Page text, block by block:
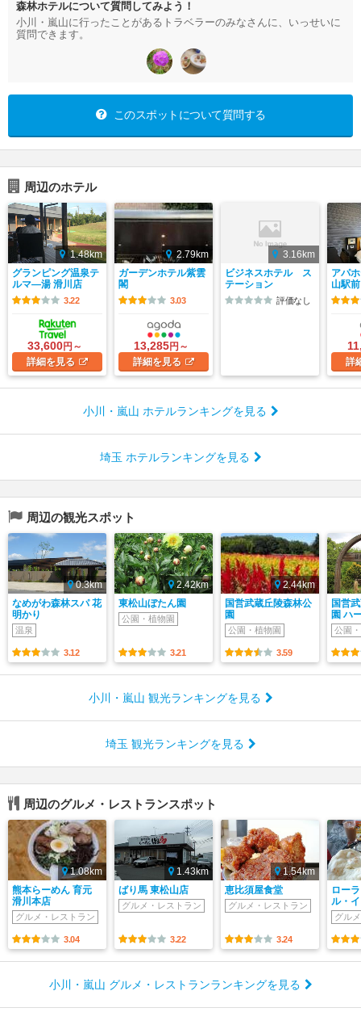
森林ホテルについて質問してみよう！
小川・嵐山に行ったことがあるトラベラーのみなさんに、いっせいに
質問できます。
このスポットについて質問する
周辺のホテル
1.48km
グランピング温泉テ
ルマ―湯 滑川店
3.22
33,600円～
詳細を見る
2.79km
ガーデンホテル紫雲
閣
3.03
13,285円～
詳細を見る
3.16km
ビジネスホテル ス
テーション
評価なし
アパ
山駅前
詳
小川・嵐山 ホテルランキングを見る
埼玉 ホテルランキングを見る
周辺の観光スポット
0.3km
なめがわ森林スパ 花
明かり
温泉
3.12
2.42km
東松山ぼたん園
公園・植物園
3.21
2.44km
国営武蔵丘陵森林公
園
公園・植物園
3.59
国営
園 ハ
公園
小川・嵐山 観光ランキングを見る
埼玉 観光ランキングを見る
周辺のグルメ・レストランスポット
1.08km
熊本らーめん 育元
滑川本店
グルメ・レストラン
3.04
1.43km
ばり馬 東松山店
グルメ・レストラン
3.22
1.54km
恵比須屋食堂
グルメ・レストラン
3.24
ロー
ル・
グル
小川・嵐山 グルメ・レストランランキングを見る